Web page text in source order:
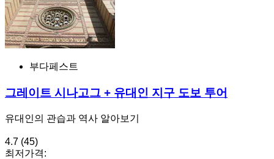
부다페스트
그레이트 시나고그 + 유대인 지구 도보 투어
유대인의 관습과 역사 알아보기
4.7 (45)
최저가격: